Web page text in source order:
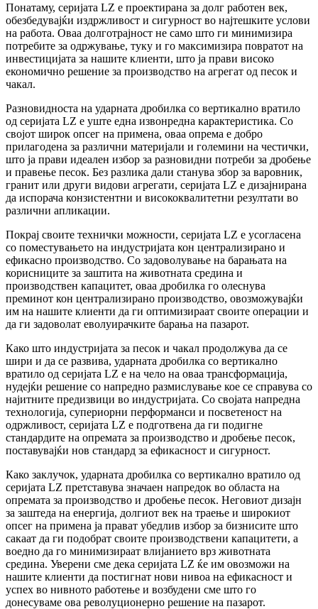
Понатаму, серијата LZ е проектирана за долг работен век,
обезбедувајќи издржливост и сигурност во најтешките услови
на работа. Оваа долготрајност не само што ги минимизира
потребите за одржување, туку и го максимизира повратот на
инвестицијата за нашите клиенти, што ја прави високо
економично решение за производство на агрегат од песок и
чакал.
Разновидноста на ударната дробилка со вертикално вратило
од серијата LZ е уште една извонредна карактеристика. Со
својот широк опсег на примена, оваа опрема е добро
прилагодена за различни материјали и големини на честички,
што ја прави идеален избор за разновидни потреби за дробење
и правење песок. Без разлика дали станува збор за варовник,
гранит или други видови агрегати, серијата LZ е дизајнирана
да испорача конзистентни и висококвалитетни резултати во
различни апликации.
Покрај своите технички можности, серијата LZ е усогласена
со поместувањето на индустријата кон централизирано и
ефикасно производство. Со задоволување на барањата на
корисниците за заштита на животната средина и
производствен капацитет, оваа дробилка го олеснува
преминот кон централизирано производство, овозможувајќи
им на нашите клиенти да ги оптимизираат своите операции и
да ги задоволат еволуирачките барања на пазарот.
Како што индустријата за песок и чакал продолжува да се
шири и да се развива, ударната дробилка со вертикално
вратило од серијата LZ е на чело на оваа трансформација,
нудејќи решение со напредно размислување кое се справува со
најитните предизвици во индустријата. Со својата напредна
технологија, супериорни перформанси и посветеност на
одржливост, серијата LZ е подготвена да ги подигне
стандардите на опремата за производство и дробење песок,
поставувајќи нов стандард за ефикасност и сигурност.
Како заклучок, ударната дробилка со вертикално вратило од
серијата LZ претставува значаен напредок во областа на
опремата за производство и дробење песок. Неговиот дизајн
за заштеда на енергија, долгиот век на траење и широкиот
опсег на примена ја прават убедлив избор за бизнисите што
сакаат да ги подобрат своите производствени капацитети, а
воедно да го минимизираат влијанието врз животната
средина. Уверени сме дека серијата LZ ќе им овозможи на
нашите клиенти да постигнат нови нивоа на ефикасност и
успех во нивното работење и возбудени сме што го
донесуваме ова револуционерно решение на пазарот.